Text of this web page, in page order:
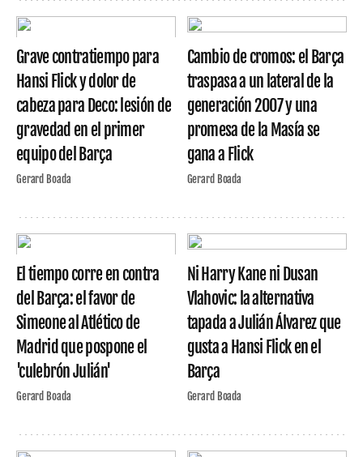
Grave contratiempo para
Hansi Flick y dolor de
cabeza para Deco: lesión de
gravedad en el primer
equipo del Barça
Gerard Boada
Cambio de cromos: el Barça
traspasa a un lateral de la
generación 2007 y una
promesa de la Masía se
gana a Flick
Gerard Boada
El tiempo corre en contra
del Barça: el favor de
Simeone al Atlético de
Madrid que pospone el
'culebrón Julián'
Gerard Boada
Ni Harry Kane ni Dusan
Vlahovic: la alternativa
tapada a Julián Álvarez que
gusta a Hansi Flick en el
Barça
Gerard Boada